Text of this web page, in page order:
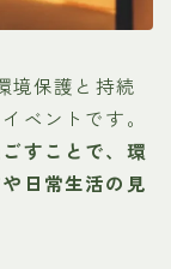
境保護と持続
ベントです。
すことで、環
日常生活の見